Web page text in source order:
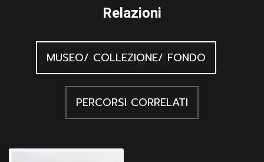
Relazioni
MUSEO/ COLLEZIONE/ FONDO
PERCORSI CORRELATI